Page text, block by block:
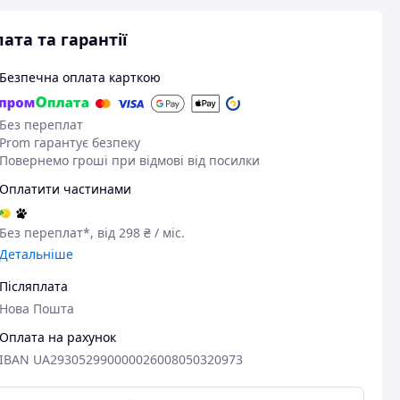
та гарантії
Безпечна оплата карткою
Без переплат
Prom гарантує безпеку
Повернемо гроші при відмові від посилки
Оплатити частинами
Без переплат*, від 298 ₴ / міс.
Детальніше
Післяплата
Нова Пошта
Оплата на рахунок
IBAN UA293052990000026008050320973